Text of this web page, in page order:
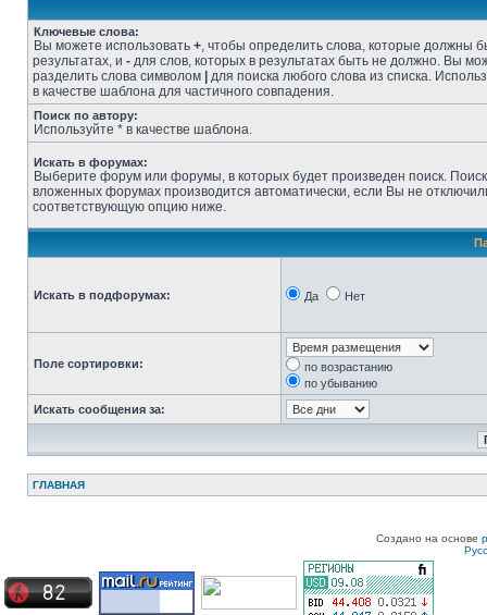
Ключевые слова:
Вы можете использовать +, чтобы определить слова, которые должны
результатах, и - для слов, которых в результатах быть не должно. Вы
разделить слова символом
для поиска любого слова из списка.
в качестве шаблона для частичного совпадения.
Поиск по автору:
Используйте * в качестве шаблона.
Искать в форумах:
Выберите форум или форумы, в которых будет произведен поиск.
вложенных форумах производится автоматически, если Вы не
соответствующую опцию ниже.
Искать в подфорумах: Да Нет
Поле сортировки:
по возрастанию
по убыванию
Искать сообщения за:
ГЛАВНАЯ
Создано на основе